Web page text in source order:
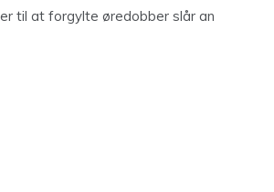
til at forgylte øredobber slår an